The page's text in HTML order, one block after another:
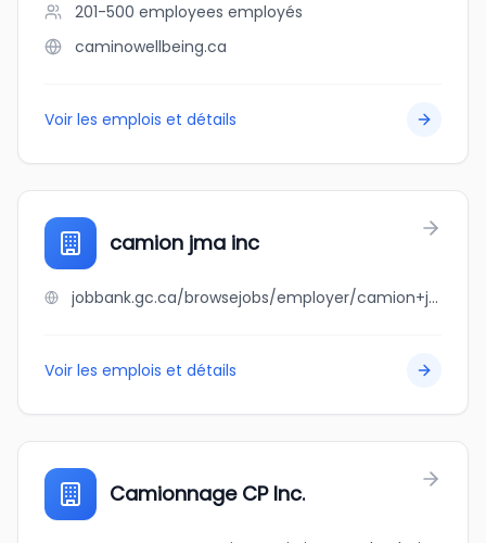
201-500 employees employés
caminowellbeing.ca
Voir les emplois et détails
camion jma inc
jobbank.gc.ca/browsejobs/employer/camion+jma+inc/ca
Voir les emplois et détails
Camionnage CP Inc.